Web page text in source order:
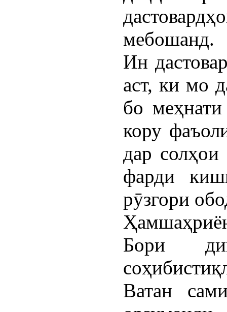
мебошанд.
Ин
аст, ки мо
бо
кору
дар солҳои
фарди
рӯзгори
Бори
Ватан